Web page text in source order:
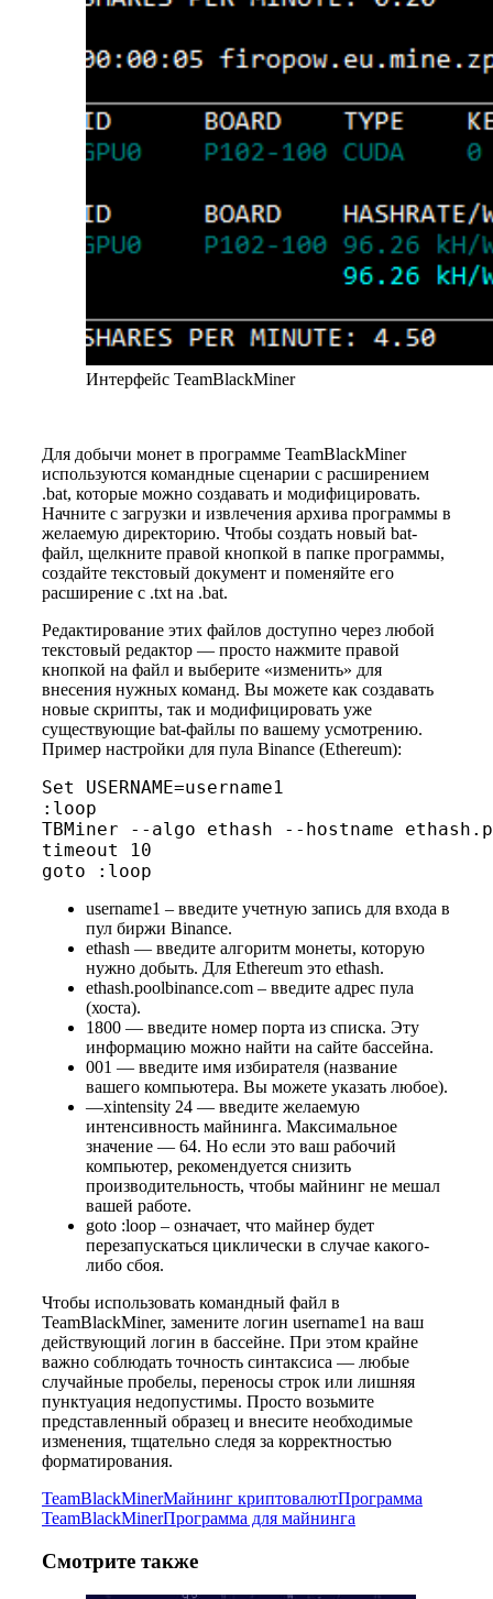
Интерфейс TeamBlackMiner
Для добычи монет в программе TeamBlackMiner
используются командные сценарии с расширением
.bat, которые можно создавать и модифицировать.
Начните с загрузки и извлечения архива программы в
желаемую директорию. Чтобы создать новый bat-
файл, щелкните правой кнопкой в папке программы,
создайте текстовый документ и поменяйте его
расширение с .txt на .bat.
Редактирование этих файлов доступно через любой
текстовый редактор — просто нажмите правой
кнопкой на файл и выберите «изменить» для
внесения нужных команд. Вы можете как создавать
новые скрипты, так и модифицировать уже
существующие bat-файлы по вашему усмотрению.
Пример настройки для пула Binance (Ethereum):
Set USERNAME=username1
:loop
TBMiner --algo ethash --hostname
timeout 10
goto :loop
username1 – введите учетную запись для входа в
пул биржи Binance.
ethash — введите алгоритм монеты, которую
нужно добыть. Для Ethereum это ethash.
ethash.poolbinance.com – введите адрес пула
(хоста).
1800 — введите номер порта из списка. Эту
информацию можно найти на сайте бассейна.
001 — введите имя избирателя (название
вашего компьютера. Вы можете указать любое).
—xintensity 24 — введите желаемую
интенсивность майнинга. Максимальное
значение — 64. Но если это ваш рабочий
компьютер, рекомендуется снизить
производительность, чтобы майнинг не мешал
вашей работе.
goto :loop – означает, что майнер будет
перезапускаться циклически в случае какого-
либо сбоя.
Чтобы использовать командный файл в
TeamBlackMiner, замените логин username1 на ваш
действующий логин в бассейне. При этом крайне
важно соблюдать точность синтаксиса — любые
случайные пробелы, переносы строк или лишняя
пунктуация недопустимы. Просто возьмите
представленный образец и внесите необходимые
изменения, тщательно следя за корректностью
форматирования.
TeamBlackMinerМайнинг криптовалютПрограмма
TeamBlackMinerПрограмма для майнинга
Смотрите также